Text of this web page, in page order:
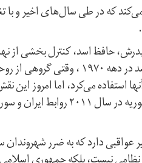
که در طی سال‌های اخیر و با
حافظ اسد، کنترل بخشی از
این گزارش در آغاز حکومت حافظ
استفاده می‌کرد، اما امروز
بر روابط دارد. خصوصا پس از
عواقبی دارد که به ضرر